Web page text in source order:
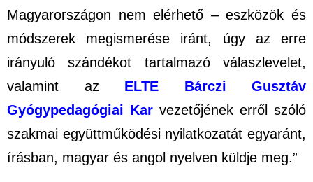
Magyarországon nem elérhető – eszközök és
módszerek megismerése iránt, úgy az erre
irányuló szándékot tartalmazó válaszlevelet,
valamint az ELTE Bárczi Gusztáv
Gyógypedagógiai Kar vezetőjének erről szóló
szakmai együttműködési nyilatkozatát egyaránt,
írásban, magyar és angol nyelven küldje meg.”